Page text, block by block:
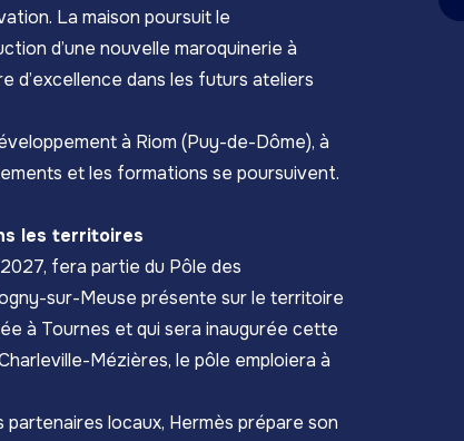
La maison poursuit le
d’une nouvelle maroquinerie à
d’excellence dans les futurs ateliers
à Riom (Puy-de-Dôme), à
et les formations se poursuivent.
les territoires
fera partie du Pôle des
sur-Meuse présente sur le territoire
à Tournes et qui sera inaugurée cette
Mézières, le pôle emploiera à
locaux, Hermès prépare son